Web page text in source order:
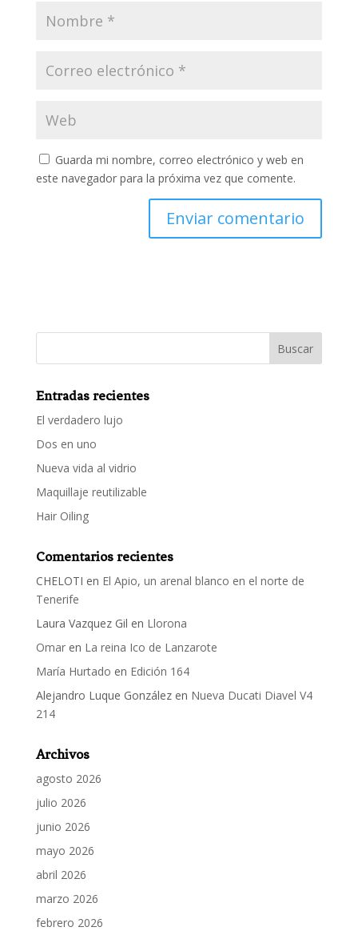
Guarda mi nombre, correo electrónico y web en
este navegador para la próxima vez que comente.
Entradas recientes
El verdadero lujo
Dos en uno
Nueva vida al vidrio
Maquillaje reutilizable
Hair Oiling
Comentarios recientes
CHELOTI en El Apio, un arenal blanco en el norte de
Tenerife
Laura Vazquez Gil en Llorona
Omaren La reina Ico de Lanzarote
María Hurtado en Edición 164
Alejandro Luque Gonzálezen Nueva Ducati Diavel V4
214
Archivos
agosto 2026
julio 2026
junio 2026
mayo 2026
abril 2026
marzo 2026
febrero 2026